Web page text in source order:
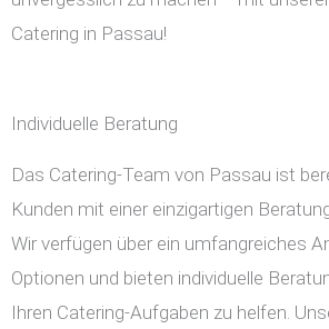
Catering in Passau!
Individuelle Beratung
Das Catering-Team von Passau ist
Kunden mit einer einzigartigen
Wir verfügen über ein umfangreiches
Optionen und bieten individuelle
Ihren Catering-Aufgaben zu helfen.